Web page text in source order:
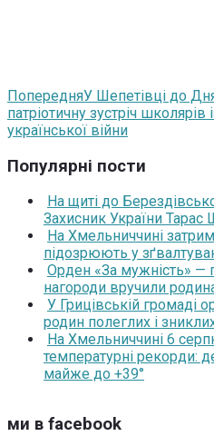
ПопередняУ Шепетівці до
патріотичну зустріч
української війни
Популярні пости
На щиті до
Захисник України Тарас
На Хмельниччині
підозрюють у
Орден «За мужність» —
нагороди вручили
У Грицівській громаді
родин полеглих і
На Хмельниччині 6
температурні рекорди:
майже до +39°
ми в facebook